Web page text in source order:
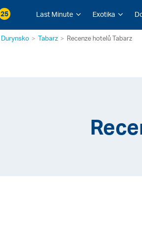
25 Last Minute Exotika
Durynsko Tabarz Recenze hotelů Tabarz